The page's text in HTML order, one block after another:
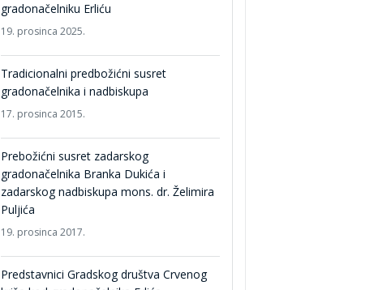
gradonačelniku Erliću
19. prosinca 2025.
Tradicionalni predbožićni susret
gradonačelnika i nadbiskupa
17. prosinca 2015.
Prebožićni susret zadarskog
gradonačelnika Branka Dukića i
zadarskog nadbiskupa mons. dr. Želimira
Puljića
19. prosinca 2017.
Predstavnici Gradskog društva Crvenog